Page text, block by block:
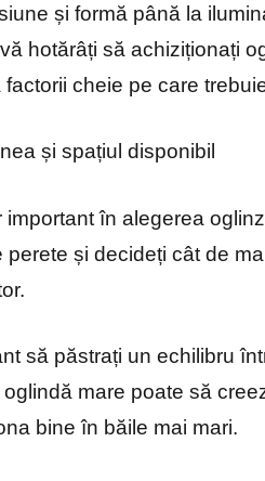
și formă până la
hotărâți să achiziționați
cheie pe care
și spațiul disponibil
important în alegerea
perete și decideți cât de
să păstrați un echilibru
mare poate să
bine în băile mai mari.